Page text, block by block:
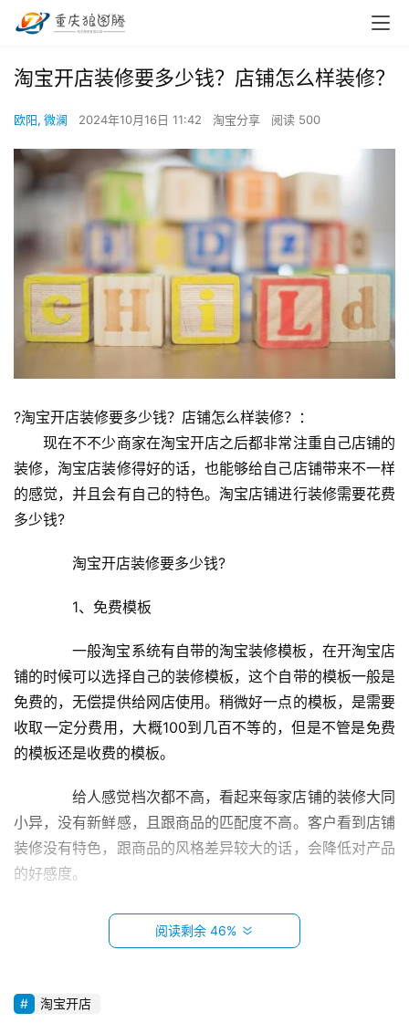
淘宝开店装修要多少钱？店铺怎么样装修？
欧阳, 微澜 2024年10月16日 11:42 淘宝分享 阅读 500
?淘宝开店装修要多少钱？店铺怎么样装修？：
现在不不少商家在淘宝开店之后都非常注重自己店铺的
装修，淘宝店装修得好的话，也能够给自己店铺带来不一样
的感觉，并且会有自己的特色。淘宝店铺进行装修需要花费
多少钱?
淘宝开店装修要多少钱?
1、免费模板
一般淘宝系统有自带的淘宝装修模板，在开淘宝店
铺的时候可以选择自己的装修模板，这个自带的模板一般是
免费的，无偿提供给网店使用。稍微好一点的模板，是需要
收取一定分费用，大概100到几百不等的，但是不管是免费
的模板还是收费的模板。
给人感觉档次都不高，看起来每家店铺的装修大同
小异，没有新鲜感，且跟商品的匹配度不高。客户看到店铺
装修没有特色，跟商品的风格差异较大的话，会降低对产品
的好感度。
2、专业美工订制设计
合自己的店铺装修模板，当然如果是找淘宝美工设计的话，
阅读剩余 46%
淘宝开店